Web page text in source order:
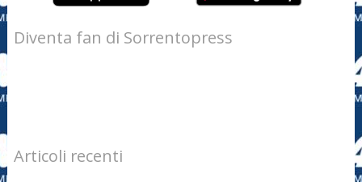
Diventa fan di Sorrentopress
Articoli recenti